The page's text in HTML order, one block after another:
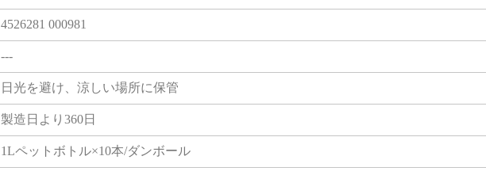
4526281 000981
---
日光を避け、涼しい場所に保管
製造日より360日
1Lペットボトル×10本/ダンボール